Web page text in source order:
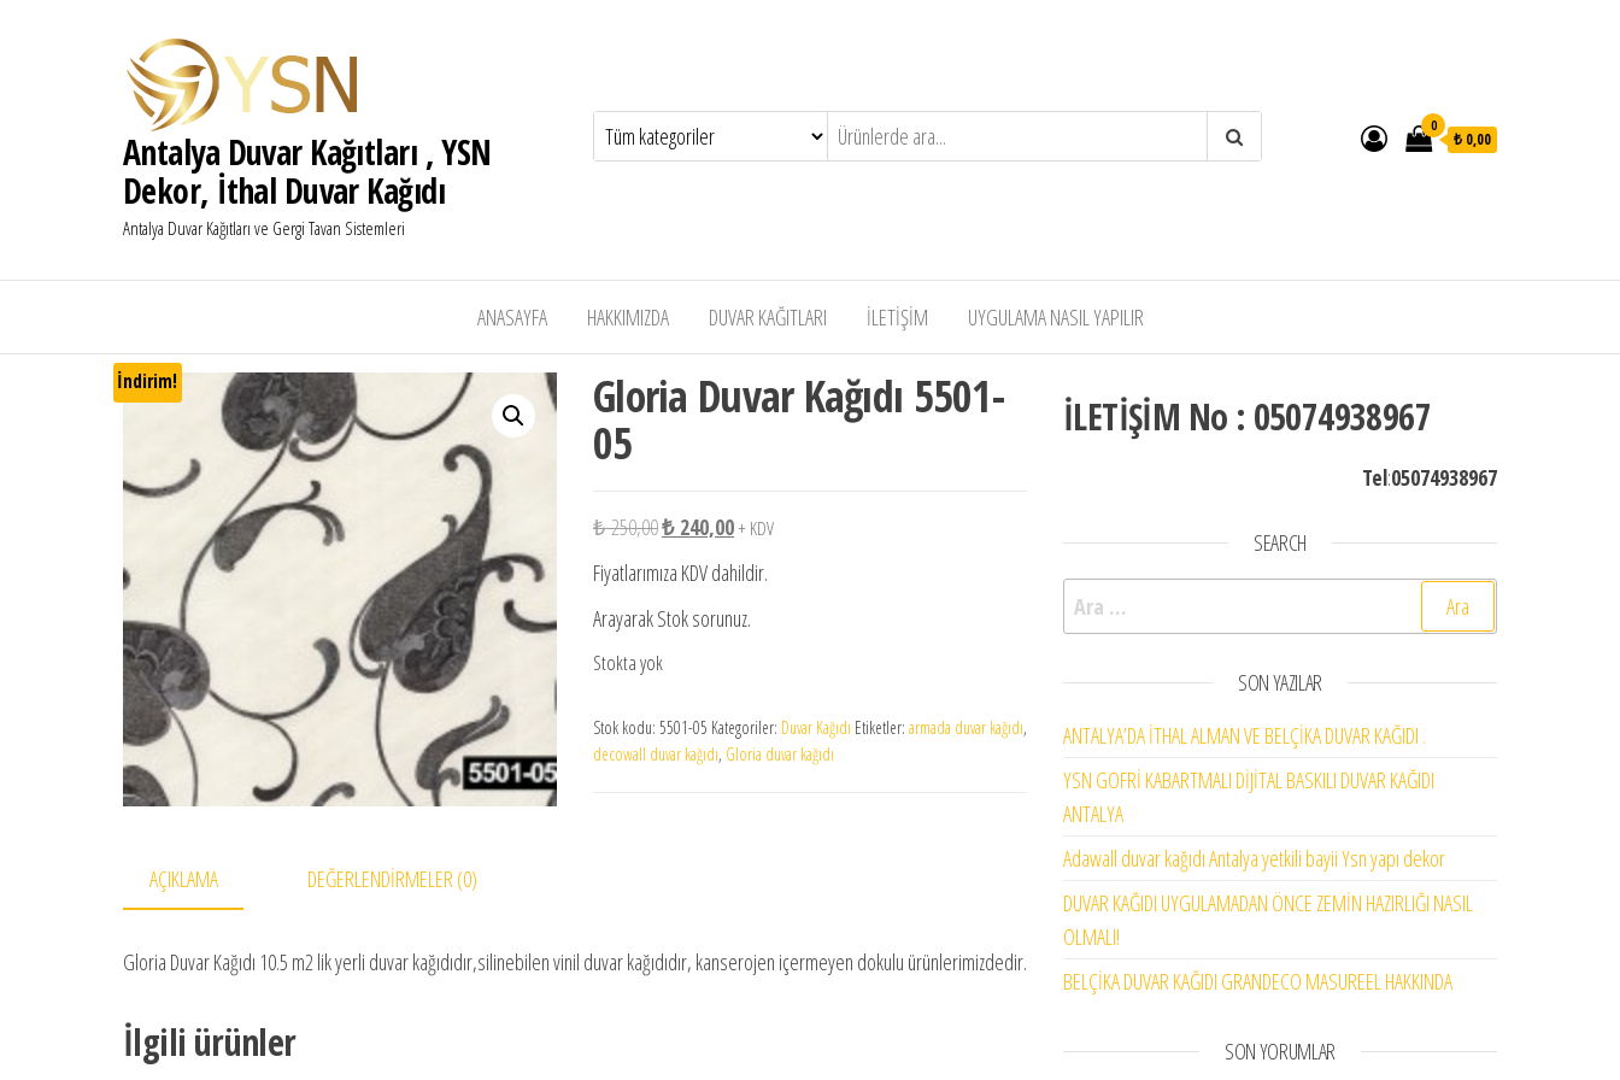
Antalya Duvar Kağıtları , YSN
Dekor, İthal Duvar Kağıdı
Antalya Duvar Kağıtları ve Gergi Tavan Sistemleri
0
₺ 0,00
ANASAYFA HAKKIMIZDA DUVAR KAĞITLARI İLETİŞİM UYGULAMA NASIL YAPILIR
İndirim! Gloria Duvar Kağıdı 5501-
05
₺250,00Orijinal fiyat: ₺ 250,00.
₺240,00Şu andaki fiyat: ₺ 240,00.
+ KDV
Fiyatlarımıza KDV dahildir.
Arayarak Stok sorunuz.
Stokta yok
Stok kodu: 5501-05 Kategoriler: Duvar Kağıdı Etiketler: armada duvar kağıdı,
decowall duvar kağıdı, Gloria duvar kağıdı
AÇIKLAMA DEĞERLENDIRMELER (0)
Gloria Duvar Kağıdı 10.5 m2 lik yerli duvar kağıdıdır,silinebilen vinil duvar kağıdıdır, kanserojen içermeyen dokulu ürünlerimizdedir.
İlgili ürünler
İLETİŞİM No : 05074938967
Tel:05074938967
SEARCH
Arama:
SON YAZILAR
ANTALYA’DA İTHAL ALMAN VE BELÇİKA DUVAR KAĞIDI .
YSN GOFRİ KABARTMALI DİJİTAL BASKILI DUVAR KAĞIDI
ANTALYA
Adawall duvar kağıdı Antalya yetkili bayii Ysn yapı dekor
DUVAR KAĞIDI UYGULAMADAN ÖNCE ZEMİN HAZIRLIĞI NASIL
OLMALI!
BELÇİKA DUVAR KAĞIDI GRANDECO MASUREEL HAKKINDA
SON YORUMLAR